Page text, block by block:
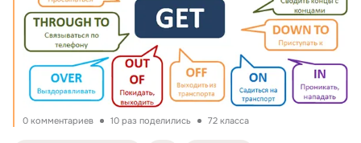
0 комментариев 10 раз поделились 72 класса